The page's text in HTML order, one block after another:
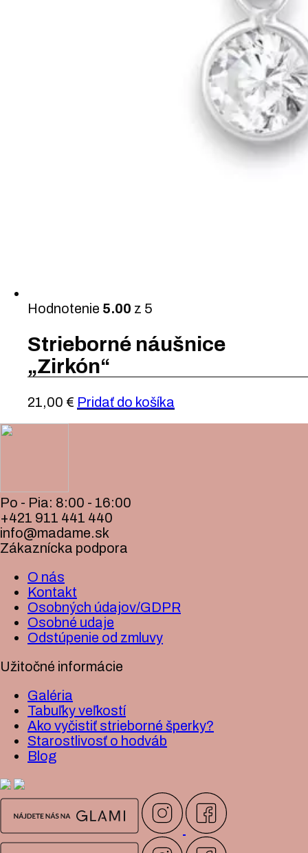
Hodnotenie 5.00 z 5
Strieborné náušnice
„Zirkón“
21,00 € Pridať do košíka
Po - Pia: 8:00 - 16:00
+421 911 441 440
info@madame.sk
Zákaznícka podpora
O nás
Kontakt
Osobných údajov/GDPR
Osobné udaje
Odstúpenie od zmluvy
Užitočné informácie
Galéria
Tabuľky veľkostí
Ako vyčistiť strieborné šperky?
Starostlivosť o hodváb
Blog